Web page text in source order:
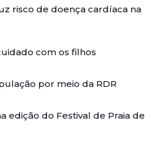
risco de doença cardíaca na
com os filhos
por meio da RDR
edição do Festival de Praia de